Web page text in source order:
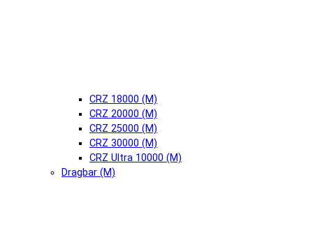
CRZ 18000 (М)
CRZ 20000 (М)
CRZ 25000 (М)
CRZ 30000 (М)
CRZ Ultra 10000 (М)
Dragbar (М)